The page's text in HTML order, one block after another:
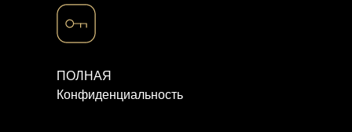
ПОЛНАЯ
Конфиденциальность